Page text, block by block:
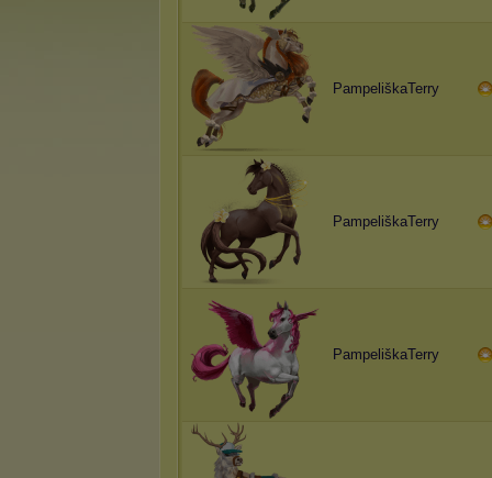
PampeliškaTerry
PampeliškaTerry
PampeliškaTerry